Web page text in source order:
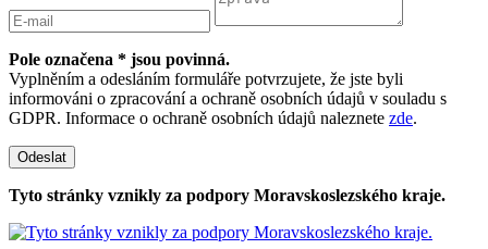
Pole označena * jsou povinná.
Vyplněním a odesláním formuláře potvrzujete, že jste byli
informováni o zpracování a ochraně osobních údajů v souladu s
GDPR. Informace o ochraně osobních údajů naleznete zde.
Odeslat
Tyto stránky vznikly za podpory Moravskoslezského kraje.